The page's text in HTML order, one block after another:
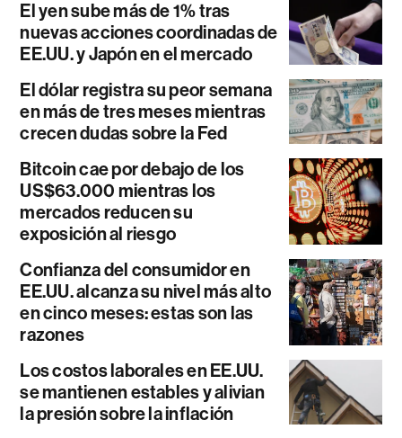
El yen sube más de 1% tras
nuevas acciones coordinadas de
EE.UU. y Japón en el mercado
El dólar registra su peor semana
en más de tres meses mientras
crecen dudas sobre la Fed
Bitcoin cae por debajo de los
US$63.000 mientras los
mercados reducen su
exposición al riesgo
Confianza del consumidor en
EE.UU. alcanza su nivel más alto
en cinco meses: estas son las
razones
Los costos laborales en EE.UU.
se mantienen estables y alivian
la presión sobre la inflación